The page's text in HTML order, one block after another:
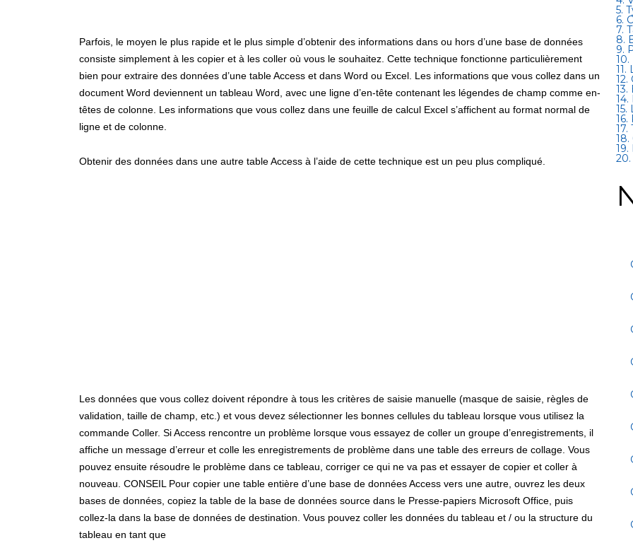
Parfois, le moyen le plus rapide et le plus simple d’obtenir des informations dans ou hors d’une base de données
consiste simplement à les copier et à les coller où vous le souhaitez. Cette technique fonctionne particulièrement
bien pour extraire des données d’une table Access et dans Word ou Excel. Les informations que vous collez dans un
document Word deviennent un tableau Word, avec une ligne d’en-tête contenant les légendes de champ comme en-
têtes de colonne. Les informations que vous collez dans une feuille de calcul Excel s’affichent au format normal de
ligne et de colonne.
Obtenir des données dans une autre table Access à l’aide de cette technique est un peu plus compliqué.
Les données que vous collez doivent répondre à tous les critères de saisie manuelle (masque de saisie, règles de
validation, taille de champ, etc.) et vous devez sélectionner les bonnes cellules du tableau lorsque vous utilisez la
commande Coller. Si Access rencontre un problème lorsque vous essayez de coller un groupe d’enregistrements, il
affiche un message d’erreur et colle les enregistrements de problème dans une table des erreurs de collage. Vous
pouvez ensuite résoudre le problème dans ce tableau, corriger ce qui ne va pas et essayer de copier et coller à
nouveau. CONSEIL Pour copier une table entière d’une base de données Access vers une autre, ouvrez les deux
bases de données, copiez la table de la base de données source dans le Presse-papiers Microsoft Office, puis
collez-la dans la base de données de destination. Vous pouvez coller les données du tableau et / ou la structure du
tableau en tant que
5.
6.
7.
8.
9.
12.
14.
15.
19.